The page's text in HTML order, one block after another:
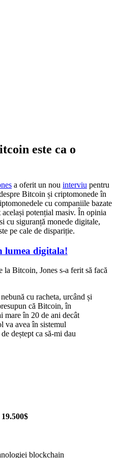
este ca o
a oferit un nou interviu pentru
Bitcoin și criptomonede în
cu companiile bazate
potențial masiv. În opinia
cu siguranță monede digitale,
pe cale de dispariție.
lumea digitala!
Bitcoin, Jones s-a ferit să facă
cu racheta, urcând și
că Bitcoin, în
mare în 20 de ani decât
va avea în sistemul
deștept ca să-mi dau